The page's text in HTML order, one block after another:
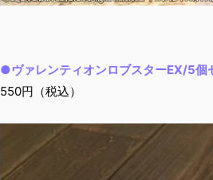
●ヴァレンティオンロブスターEX/5個
550円（税込）